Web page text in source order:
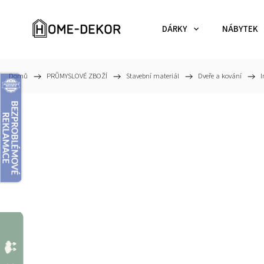
DÁRKY NÁBYTEK
Domů / PRŮMYSLOVÉ ZBOŽÍ / Stavební materiál / Dveře a kování /